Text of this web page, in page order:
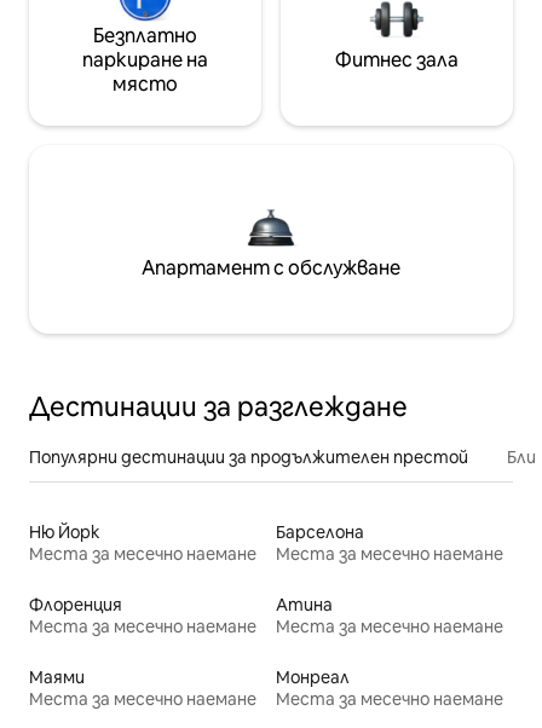
Безплатно
паркиране на
място
Фитнес зала
Апартамент с обслужване
Дестинации за разглеждане
Популярни дестинации за продължителен престой
Ню Йорк
Места за месечно наемане
Барселона
Места за месечно наемане
Флоренция
Места за месечно наемане
Атина
Места за месечно наемане
Маями
Места за месечно наемане
Монреал
Места за месечно наемане